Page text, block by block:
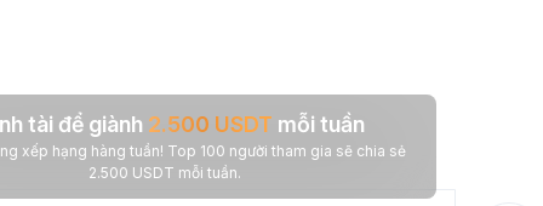
tài để giành 2.500 USDT mỗi tuần
hàng tuần! Top 100 người tham gia sẽ chia sẻ
2.500 USDT mỗi tuần.